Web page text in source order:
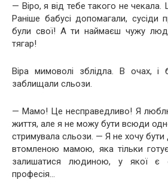
— Віро, я від тебе такого не чекала.
Раніше бабусі допомагали, сусіди
були свої! А ти наймаєш чужу
тягар!
Віра мимоволі зблідла. В очах, і
заблищали сльози.
— Мамо! Це несправедливо! Я
життя, але я не можу бути всюди
стримувала сльози. — Я не хочу бути
втомленою мамою, яка тільки
залишатися людиною, у якої є
професія…